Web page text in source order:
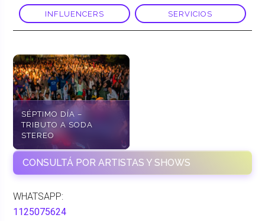
INFLUENCERS SERVICIOS
SÉPTIMO DÍA –
TRIBUTO A SODA
STEREO
CONSULTÁ POR ARTISTAS Y SHOWS
WHATSAPP:
1125075624